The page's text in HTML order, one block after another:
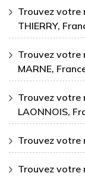
Trouvez votre
THIERRY,
Trouvez votre
MARNE,
Trouvez votre
LAONNOIS,
Trouvez votre
Trouvez votre